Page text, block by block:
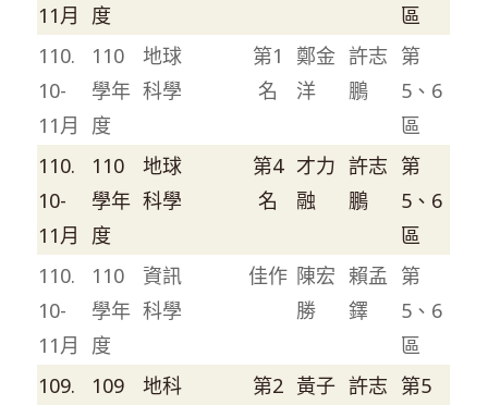
11月
度
區
110.
10-
11月
110
學年
度
地球
科學
第1
名
鄭金
洋
許志
鵬
第
5、6
區
110.
10-
11月
110
學年
度
地球
科學
第4
名
才力
融
許志
鵬
第
5、6
區
110.
10-
11月
110
學年
度
資訊
科學
佳作 陳宏
勝
賴孟
鐸
第
5、6
區
109.
109
地科
第2 黃子 許志 第5